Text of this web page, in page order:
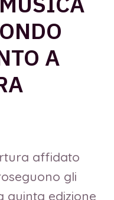
A
affidato
gli
quinta edizione